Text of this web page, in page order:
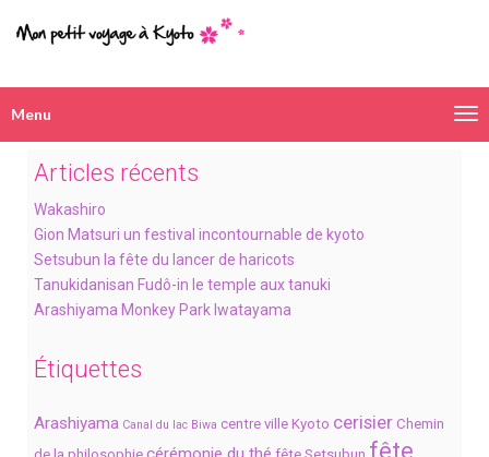
Menu
Articles récents
Wakashiro
Gion Matsuri un festival incontournable de kyoto
Setsubun la fête du lancer de haricots
Tanukidanisan Fudô-in le temple aux tanuki
Arashiyama Monkey Park Iwatayama
Étiquettes
Arashiyama Canal du lac Biwa centre ville Kyoto cerisier Chemin
fête